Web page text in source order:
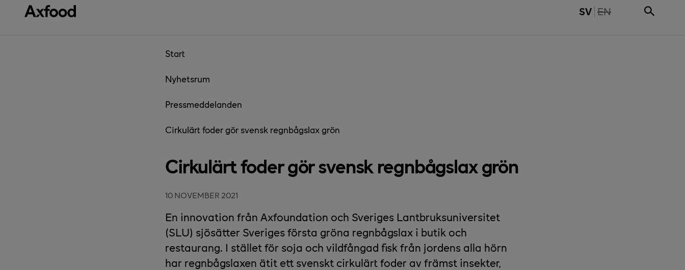
Gå direkt till innehåll SV THE PAGE IS NOT
EN
Start
Nyhetsrum
Pressmeddelanden
Cirkulärt foder gör svensk regnbågslax grön
Cirkulärt foder gör svensk regnbågslax grön
10 NOVEMBER 2021
En innovation från Axfoundation och Sveriges Lantbruksuniversitet
(SLU) sjösätter Sveriges första gröna regnbågslax i butik och
restaurang. I stället för soja och vildfångad fisk från jordens alla hörn
har regnbågslaxen ätit ett svenskt cirkulärt foder av främst insekter,